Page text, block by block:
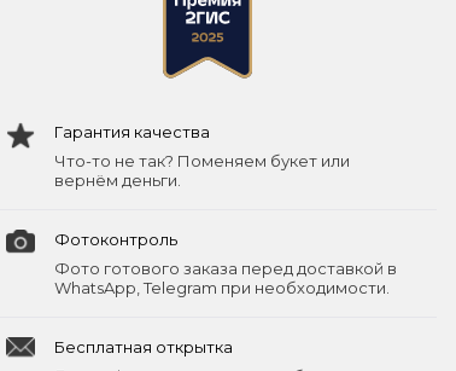
Гарантия качества
Что-то не так? Поменяем букет или
вернём деньги.
Фотоконтроль
Фото готового заказа перед доставкой в
WhatsApp, Telegram при необходимости.
Бесплатная открытка